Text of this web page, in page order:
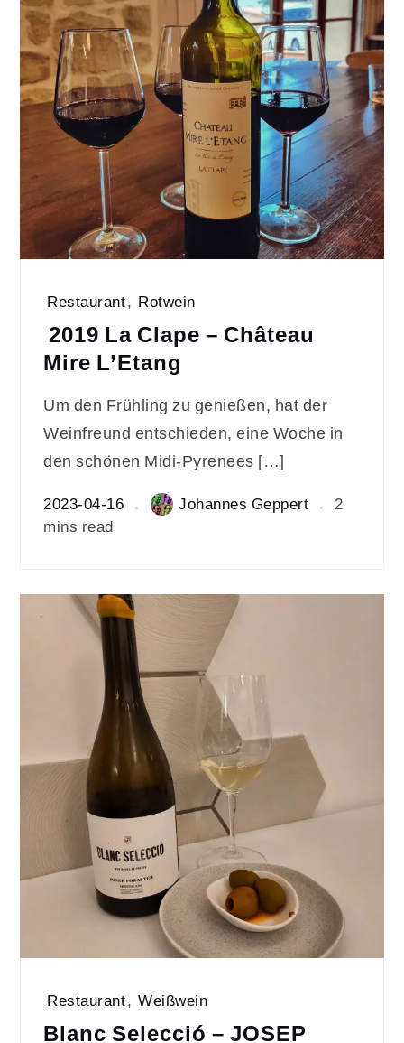
Restaurant, Rotwein
2019 La Clape – Château
Mire L’Etang
Um den Frühling zu genießen, hat der
Weinfreund entschieden, eine Woche in
den schönen Midi-Pyrenees […]
2023-04-16 Johannes Geppert
2
mins read
Restaurant, Weißwein
Blanc Selecció – JOSEP